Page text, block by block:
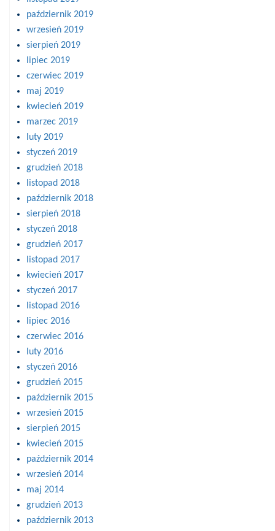
październik 2019
wrzesień 2019
sierpień 2019
lipiec 2019
czerwiec 2019
maj 2019
kwiecień 2019
marzec 2019
luty 2019
styczeń 2019
grudzień 2018
listopad 2018
październik 2018
sierpień 2018
styczeń 2018
grudzień 2017
listopad 2017
kwiecień 2017
styczeń 2017
listopad 2016
lipiec 2016
czerwiec 2016
luty 2016
styczeń 2016
grudzień 2015
październik 2015
wrzesień 2015
sierpień 2015
kwiecień 2015
październik 2014
wrzesień 2014
maj 2014
grudzień 2013
październik 2013